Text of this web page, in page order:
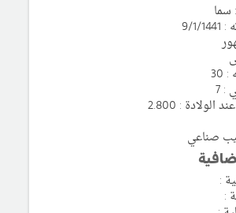
سما
: 7
: 2.800
صناعي
:
: